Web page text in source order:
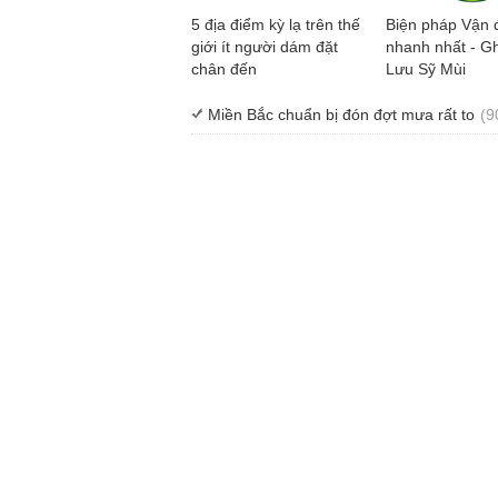
5 địa điểm kỳ lạ trên thế
giới ít người dám đặt
chân đến
Biện pháp Vận
nhanh nhất -
Lưu Sỹ Mùi
Miền Bắc chuẩn bị đón đợt mưa rất to